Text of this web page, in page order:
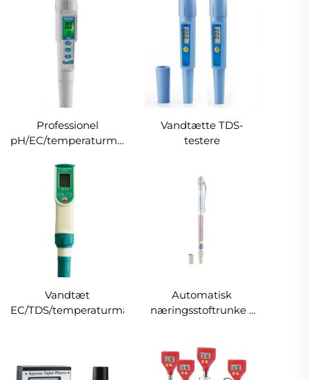
Professionel
pH/EC/temperaturmåler,
vandkvalitetsmonitor
og testapparat
Vandtætte TDS-
testere
Vandtæt
EC/TDS/temperaturmåler
Automatisk
næringsstoftrunke -